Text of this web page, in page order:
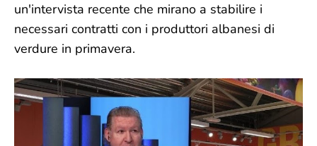
un'intervista recente che mirano a stabilire i
necessari contratti con i produttori albanesi di
verdure in primavera.